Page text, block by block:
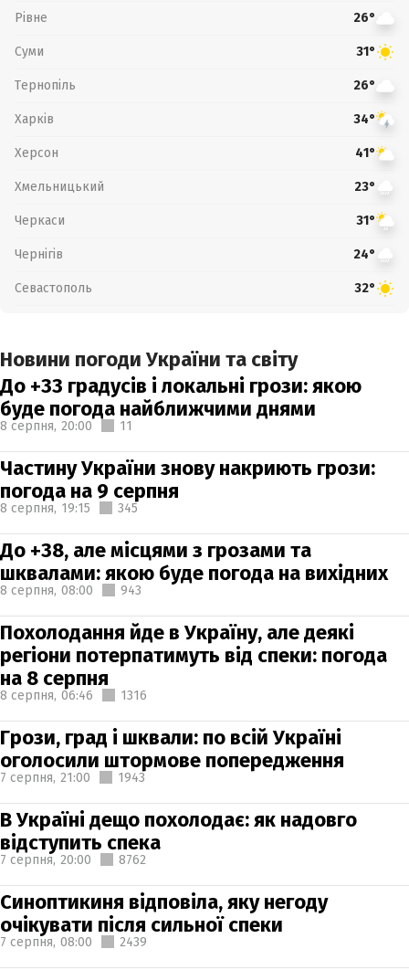
Рівне 26°
Суми 31°
Тернопіль 26°
Харків 34°
Херсон 41°
Хмельницький 23°
Черкаси 31°
Чернігів 24°
Севастополь 32°
Новини погоди України та світу
До +33 градусів і локальні грози: якою
буде погода найближчими днями
8 серпня, 20:00 11
Частину України знову накриють грози:
погода на 9 серпня
8 серпня, 19:15 345
До +38, але місцями з грозами та
шквалами: якою буде погода на вихідних
8 серпня, 08:00 943
Похолодання йде в Україну, але деякі
регіони потерпатимуть від спеки: погода
на 8 серпня
8 серпня, 06:46 1316
Грози, град і шквали: по всій Україні
оголосили штормове попередження
7 серпня, 21:00 1943
В Україні дещо похолодає: як надовго
відступить спека
7 серпня, 20:00 8762
Синоптикиня відповіла, яку негоду
очікувати після сильної спеки
7 серпня, 08:00 2439